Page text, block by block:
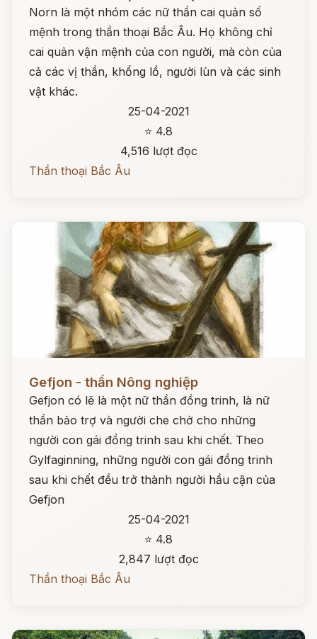
Norn là một nhóm các nữ thần cai quản số
mệnh trong thần thoại Bắc Âu. Họ không chỉ
cai quản vận mệnh của con người, mà còn của
cả các vị thần, khổng lồ, người lùn và các sinh
vật khác.
25-04-2021
⭐ 4.8
4,516 lượt đọc
Thần thoại Bắc Âu
Gefjon - thần Nông nghiệp
Gefjon có lẽ là một nữ thần đồng trinh, là nữ
thần bảo trợ và người che chở cho những
người con gái đồng trinh sau khi chết. Theo
Gylfaginning, những người con gái đồng trinh
sau khi chết đều trở thành người hầu cận của
Gefjon
25-04-2021
⭐ 4.8
2,847 lượt đọc
Thần thoại Bắc Âu